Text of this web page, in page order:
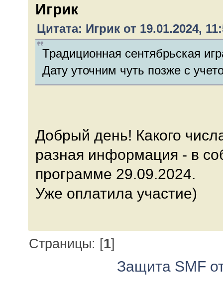
Игрик
Цитата: Игрик от 19.01.2024,
Традиционная сентябрьская
Дату уточним чуть позже с
Добрый день! Какого
разная информация - в
программе 29.09.2024.
Уже оплатила участие)
Страницы: [1]
Защита SMF